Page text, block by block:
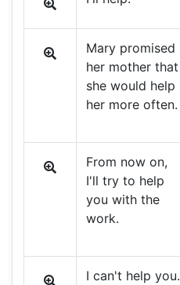
Mary promised
her mother that
she would help
her more often.
From now on,
I'll try to help
you with the
work.
I can't help you.